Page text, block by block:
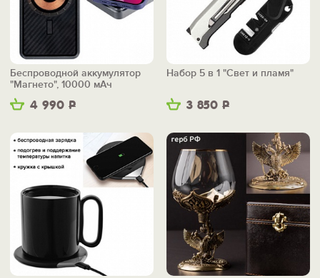
4 990 Р
Беспроводной аккумулятор
"Магнето", 10000 мАч
3 850 Р
Набор 5 в 1 "Свет и пламя"